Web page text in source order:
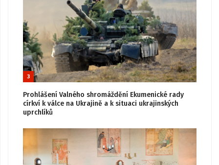
3
Prohlášení Valného shromáždění Ekumenické rady
církví k válce na Ukrajině a k situaci ukrajinských
uprchlíků